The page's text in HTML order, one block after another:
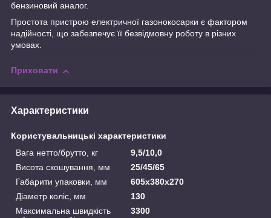
бензиновий аналог.
Простота пристрою електричної газонокосарки є фактором
надійності, що забезпечує її безвідмовну роботу в різних
умовах.
Приховати
Характеристики
Користувальницькі характеристики
Вага нетто/брутто, кг
9,5/10,0
Висота скошування, мм
25/45/65
Габарити упаковки, мм
605х380х270
Діаметр коліс, мм
130
Максимальна швидкість
3300